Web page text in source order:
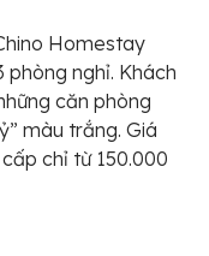
Homestay
nghỉ. Khách
căn phòng
màu trắng. Giá
chỉ từ 150.000